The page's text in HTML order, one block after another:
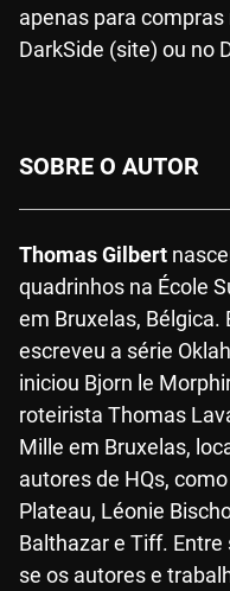
apenas para compras
DarkSide (site) ou no
SOBRE O AUTOR
Thomas Gilbert
quadrinhos na École
em Bruxelas, Bélgica.
escreveu a série
iniciou Bjorn le
roteirista Thomas
Mille em Bruxelas,
autores de HQs,
Plateau, Léonie
Balthazar e Tiff.
se os autores e